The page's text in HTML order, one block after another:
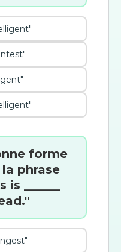
forme
phrase
______